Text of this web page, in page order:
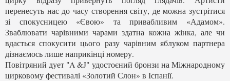
перенесуть нас до часу створення світу, де можна зустрітися
зі спокусницею «Євою» та привабливим «Адамом».
Зваблювати чарівними чарами здатна кожна жінка, але чи
вдасться спокусити цього разу чарівним яблуком партнера
дізнаємось лише наприкінці номеру.
Повітряний дует "A &J" удостоєний бронзи на Міжнародному
цирковому фестивалі «Золотий Слон» в Іспанії.